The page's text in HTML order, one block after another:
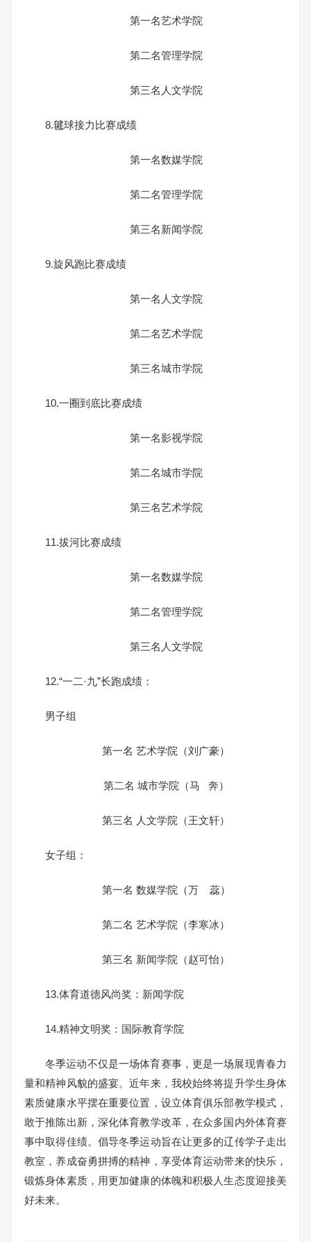
第一名艺术学院
第二名管理学院
第三名人文学院
8.毽球接力比赛成绩
第一名数媒学院
第二名管理学院
第三名新闻学院
9.旋风跑比赛成绩
第一名人文学院
第二名艺术学院
第三名城市学院
10.一圈到底比赛成绩
第一名影视学院
第二名城市学院
第三名艺术学院
11.拔河比赛成绩
第一名数媒学院
第二名管理学院
第三名人文学院
12.“一二·九”长跑成绩：
男子组
第一名 艺术学院（刘广豪）
第二名 城市学院（马 奔）
第三名 人文学院（王文轩）
女子组：
第一名 数媒学院（万 蕊）
第二名 艺术学院（李寒冰）
第三名 新闻学院（赵可怡）
13.体育道德风尚奖：新闻学院
14.精神文明奖：国际教育学院
冬季运动不仅是一场体育赛事，更是一场展现青春力
量和精神风貌的盛宴。近年来，我校始终将提升学生身体
素质健康水平摆在重要位置，设立体育俱乐部教学模式，
敢于推陈出新，深化体育教学改革，在众多国内外体育赛
事中取得佳绩。倡导冬季运动旨在让更多的辽传学子走出
教室，养成奋勇拼搏的精神，享受体育运动带来的快乐，
锻炼身体素质，用更加健康的体魄和积极人生态度迎接美
好未来。